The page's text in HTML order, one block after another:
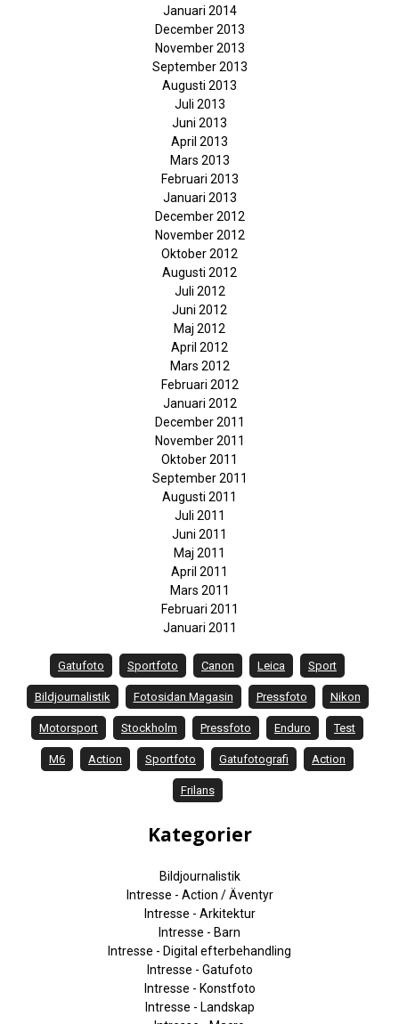
Januari 2014
December 2013
November 2013
September 2013
Augusti 2013
Juli 2013
Juni 2013
April 2013
Mars 2013
Februari 2013
Januari 2013
December 2012
November 2012
Oktober 2012
Augusti 2012
Juli 2012
Juni 2012
Maj 2012
April 2012
Mars 2012
Februari 2012
Januari 2012
December 2011
November 2011
Oktober 2011
September 2011
Augusti 2011
Juli 2011
Juni 2011
Maj 2011
April 2011
Mars 2011
Februari 2011
Januari 2011
Gatufoto Sportfoto Canon Leica Sport
Bildjournalistik Fotosidan Magasin Pressfoto Nikon
Motorsport Stockholm Pressfoto Enduro Test
M6 Action Sportfoto Gatufotografi Action
Frilans
Kategorier
Bildjournalistik
Intresse - Action / Äventyr
Intresse - Arkitektur
Intresse - Barn
Intresse - Digital efterbehandling
Intresse - Gatufoto
Intresse - Konstfoto
Intresse - Landskap